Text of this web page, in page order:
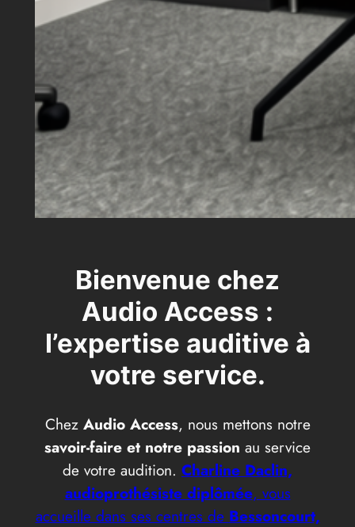
Bienvenue chez
Audio Access :
l’expertise auditive à
votre service.
Chez Audio Access, nous mettons notre
savoir-faire et notre passion au service
de votre audition. Charline Daclin,
audioprothésiste diplômée, vous
accueille dans ses centres de Bessoncourt,